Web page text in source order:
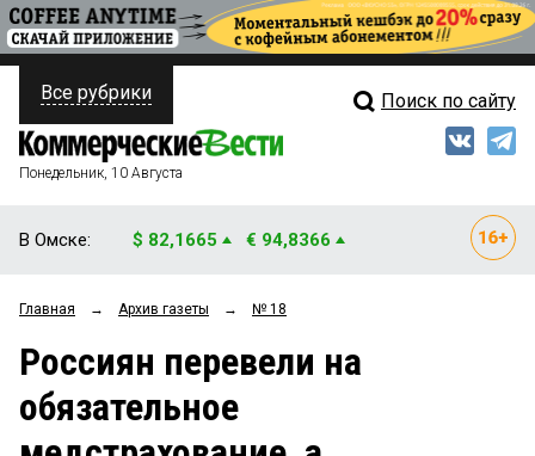
ПОЛИТИКА
ФИНАНСЫ
ОБЩЕСТВО
ЗАКОН
Свежий выпуск
Рейтинги
Все рубрики Поиск по сайту
Понедельник, 10 Августа
В Омске: $ 82,1665 € 94,8366
Главная → Архив газеты → № 18
Россиян перевели на
обязательное